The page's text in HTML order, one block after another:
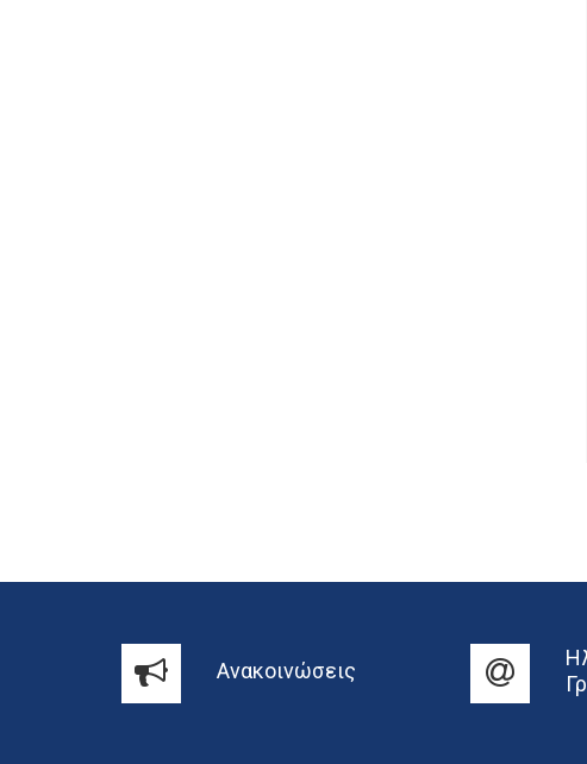
Ανακοινώσεις